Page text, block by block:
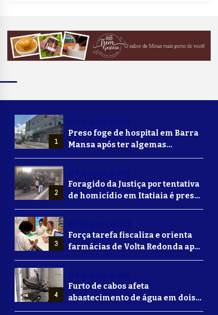
1
Preso foge de hospital em Barra
Mansa após ter algemas
retiradas para usar banheiro
2
Foragido da Justiça por tentativa
de homicídio em Itatiaia é preso
em Volta Redonda
3
Força tarefa fiscaliza e orienta
farmácias de Volta Redonda após
alerta de falsificação de
4
Furto de cabos afeta
abastecimento de água em dois
bairros de Volta Redonda